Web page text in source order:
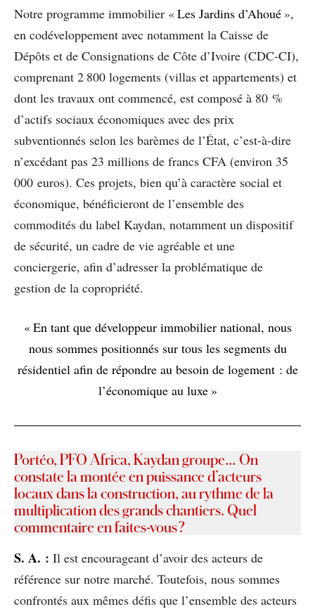
Notre programme immobilier «Les Jardins d’Ahoué »,
en codéveloppement avec notamment la Caisse de
Dépôts et de Consignations de Côte d’Ivoire (CDC-CI),
comprenant 2 800 logements (villas et appartements) et
dont les travaux ont commencé, est composé à 80 %
d’actifs sociaux économiques avec des prix
subventionnés selon les barèmes de l’État, c’est-à-dire
n’excédant pas 23 millions de francs CFA (environ 35
000 euros). Ces projets, bien qu’à caractère social et
économique, bénéficieront de l’ensemble des
commodités du label Kaydan, notamment un dispositif
de sécurité, un cadre de vie agréable et une
conciergerie, afin d’adresser la problématique de
gestion de la copropriété.
« En tant que développeur immobilier national, nous
nous sommes positionnés sur tous les segments du
résidentiel afin de répondre au besoin de logement : de
l’économique au luxe »
Portéo, PFO Africa, Kaydan groupe… On
constate la montée en puissance d’acteurs
locaux dans la construction, au rythme de la
multiplication des grands chantiers. Quel
commentaire en faites-vous ?
S. A. : Il est encourageant d’avoir des acteurs de
référence sur notre marché. Toutefois, nous sommes
confrontés aux mêmes défis que l’ensemble des acteurs